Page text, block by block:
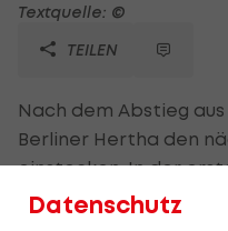
Textquelle: ©
TEILEN
Nach dem Abstieg
Berliner Hertha den
einstecken. In der
der Viertligist Worms
Datenschutz